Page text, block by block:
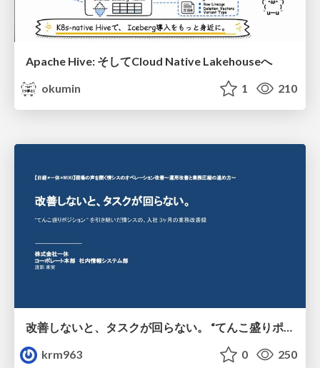
Apache Hive: そしてCloud Native Lakehouseへ
okumin
1 210
krm963
0 250